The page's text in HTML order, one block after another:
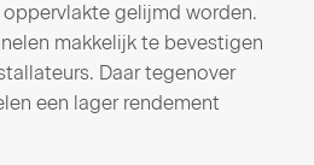
gelijmd worden.
makkelijk te bevestigen
Daar tegenover
een lager rendement